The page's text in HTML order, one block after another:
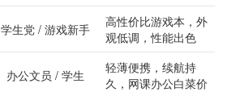
学生党 / 游戏新手
高性价比游戏本，外
观低调，性能出色
办公文员 / 学生
轻薄便携，续航持
久，网课办公白菜价